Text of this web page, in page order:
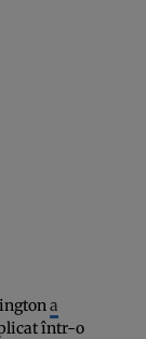
a
într-o